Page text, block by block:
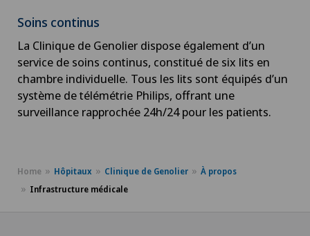
Soins continus
La Clinique de Genolier dispose également d’un
service de soins continus, constitué de six lits en
chambre individuelle. Tous les lits sont équipés d’un
système de télémétrie Philips, offrant une
surveillance rapprochée 24h/24 pour les patients.
Home Hôpitaux Clinique de Genolier
À propos
Infrastructure médicale